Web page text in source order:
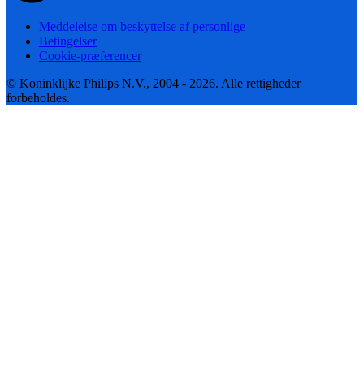
Meddelelse om beskyttelse af personlige
Betingelser
Cookie-præferencer
© Koninklijke Philips N.V., 2004 - 2026. Alle rettigheder
forbeholdes.